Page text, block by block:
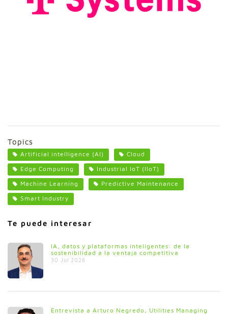
Topics
Artificial intelligence (AI)
Cloud
Edge Computing
Industrial IoT (IIoT)
Machine Learning
Predictive Maintenance
Smart Industry
Te puede interesar
IA, datos y plataformas inteligentes: de la
sostenibilidad a la ventaja competitiva
30 Jul 2026
Entrevista a Arturo Negredo, Utilities Managing